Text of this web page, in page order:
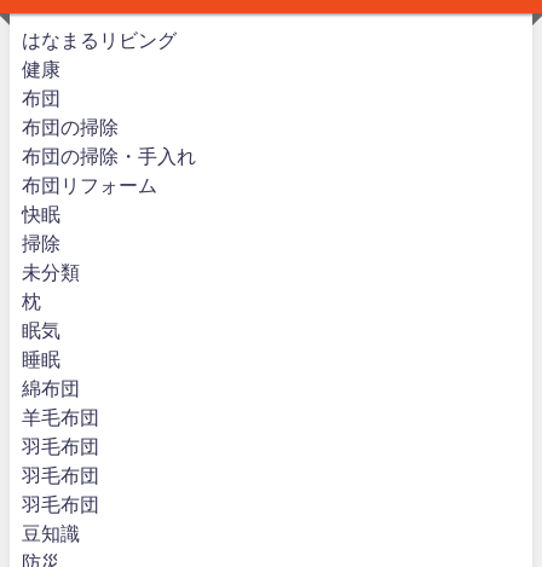
はなまるリビング
健康
布団
布団の掃除
布団の掃除・手入れ
布団リフォーム
快眠
掃除
未分類
枕
眠気
睡眠
綿布団
羊毛布団
羽毛布団
羽毛布団
羽毛布団
豆知識
防災